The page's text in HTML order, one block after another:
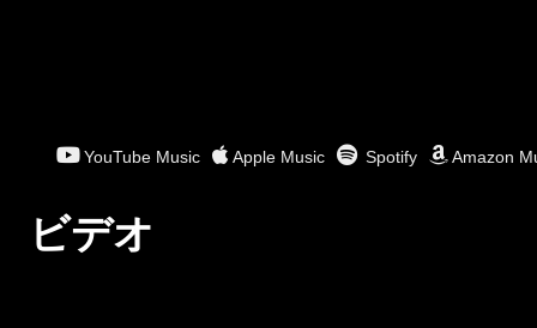
YouTube Music Apple Music Spotify Amazon
ビデオ